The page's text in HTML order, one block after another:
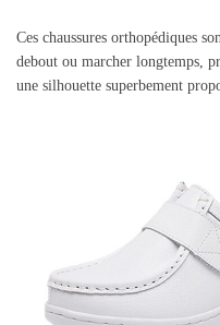
Ces chaussures orthopédiques
debout ou marcher longtemps,
une silhouette superbement